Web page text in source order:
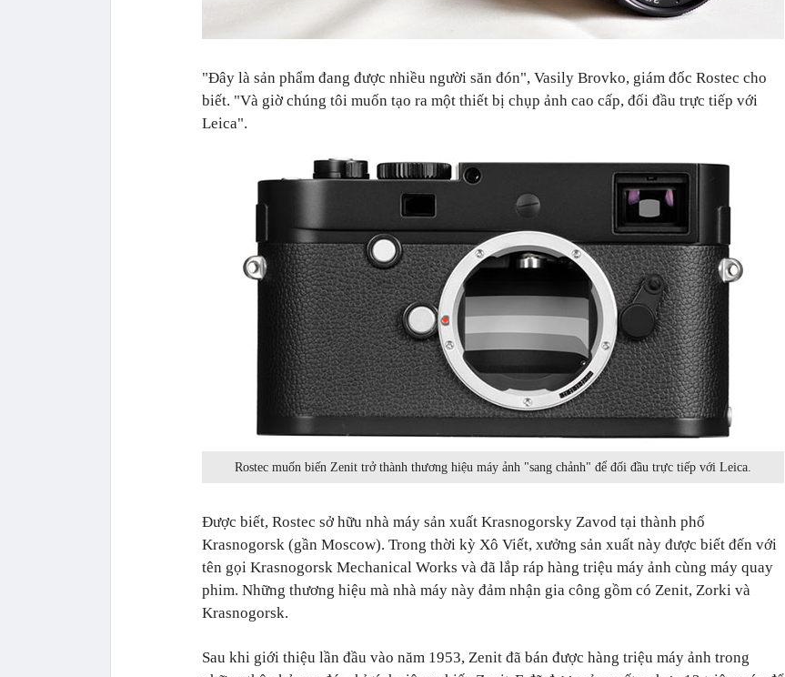
"Đây là sản phẩm đang được nhiều người săn đón", Vasily Brovko, giám đốc Rostec cho
biết. "Và giờ chúng tôi muốn tạo ra một thiết bị chụp ảnh cao cấp, đối đầu trực tiếp với
Leica".
Rostec muốn biến Zenit trở thành thương hiệu máy ảnh "sang chảnh" để đối đầu trực tiếp với Leica.
Được biết, Rostec sở hữu nhà máy sản xuất Krasnogorsky Zavod tại thành phố
Krasnogorsk (gần Moscow). Trong thời kỳ Xô Viết, xưởng sản xuất này được biết đến với
tên gọi Krasnogorsk Mechanical Works và đã lắp ráp hàng triệu máy ảnh cùng máy quay
phim. Những thương hiệu mà nhà máy này đảm nhận gia công gồm có Zenit, Zorki và
Krasnogorsk.
Sau khi giới thiệu lần đầu vào năm 1953, Zenit đã bán được hàng triệu máy ảnh trong